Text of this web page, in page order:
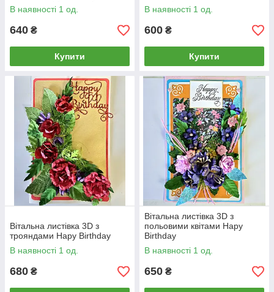
В наявності 1 од.
640 ₴
Купити
В наявності 1 од.
600 ₴
Купити
Вітальна листівка 3D з
трояндами Hapy Birthday
В наявності 1 од.
680 ₴
Вітальна листівка 3D з
польовими квітами Hapy
Birthday
В наявності 1 од.
650 ₴